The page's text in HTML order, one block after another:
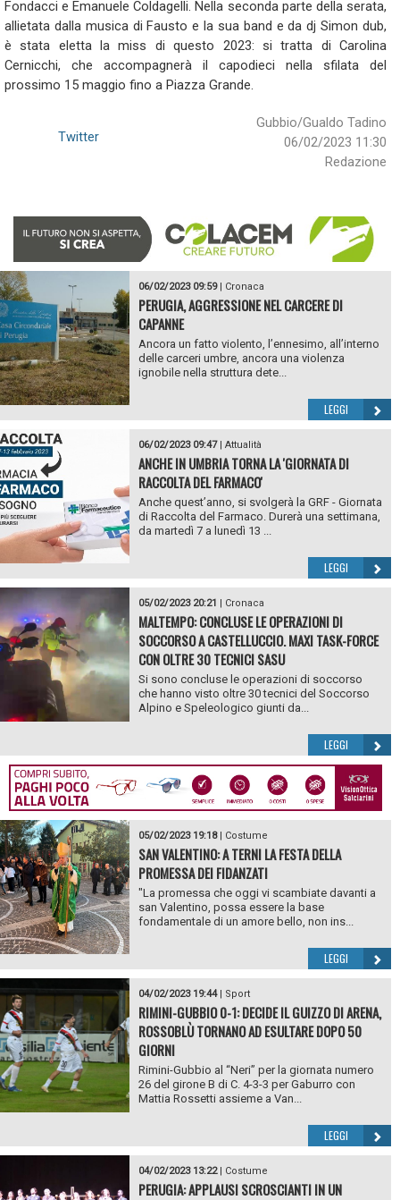
Fondacci e Emanuele Coldagelli. Nella seconda parte della serata,
allietata dalla musica di Fausto e la sua band e da dj Simon dub,
è stata eletta la miss di questo 2023: si tratta di Carolina
Cernicchi, che accompagnerà il capodieci nella sfilata del
prossimo 15 maggio fino a Piazza Grande.
Gubbio/Gualdo Tadino
06/02/2023 11:30
Redazione
Twitter
06/02/2023 09:59| Cronaca
PERUGIA, AGGRESSIONE NEL CARCERE DI
CAPANNE
Ancora un fatto violento, l’ennesimo, all’interno
delle carceri umbre, ancora una violenza
ignobile nella struttura dete...
LEGGI
06/02/2023 09:47| Attualità
ANCHE IN UMBRIA TORNA LA 'GIORNATA DI
RACCOLTA DEL FARMACO'
Anche quest’anno, si svolgerà la GRF - Giornata
di Raccolta del Farmaco. Durerà una settimana,
da martedì 7 a lunedì 13 ...
LEGGI
05/02/2023 20:21 | Cronaca
MALTEMPO: CONCLUSE LE OPERAZIONI DI
SOCCORSO A CASTELLUCCIO. MAXI TASK-FORCE
CON OLTRE 30 TECNICI SASU
Si sono concluse le operazioni di soccorso
che hanno visto oltre 30 tecnici del Soccorso
Alpino e Speleologico giunti da...
LEGGI
05/02/2023 19:18| Costume
SAN VALENTINO: A TERNI LA FESTA DELLA
PROMESSA DEI FIDANZATI
"La promessa che oggi vi scambiate davanti a
san Valentino, possa essere la base
fondamentale di un amore bello, non ins...
LEGGI
04/02/2023 19:44| Sport
RIMINI-GUBBIO 0-1: DECIDE IL GUIZZO DI ARENA,
ROSSOBLÙ TORNANO AD ESULTARE DOPO 50
GIORNI
Rimini-Gubbio al “Neri” per la giornata numero
26 del girone B di C. 4-3-3 per Gaburro con
Mattia Rossetti assieme a Van...
LEGGI
04/02/2023 13:22| Costume
PERUGIA: APPLAUSI SCROSCIANTI IN UN